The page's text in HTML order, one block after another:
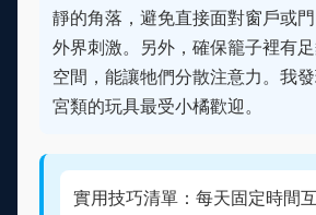
靜的角落，避免直接面對窗戶或
外界刺激。另外，確保籠子裡有
空間，能讓牠們分散注意力。我
宮類的玩具最受小橘歡迎。
實用技巧清單：每天固定時間